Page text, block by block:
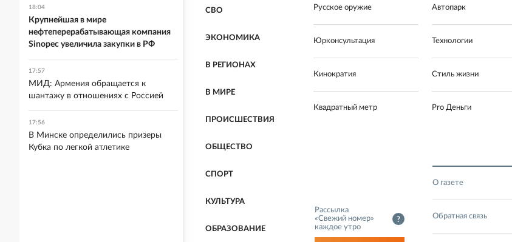
СВО
ЭКОНОМИКА
В РЕГИОНАХ
В МИРЕ
ПРОИСШЕСТВИЯ
ОБЩЕСТВО
СПОРТ
КУЛЬТУРА
ОБРАЗОВАНИЕ
Русское оружие Автопарк
Юрконсультация Технологии
Кинократия Стиль жизни
Квадратный метр Pro Деньги
О газете
Обратная связь
Рассылка
«Свежий номер»
каждое утро
?
18:04
Крупнейшая в мире
нефтеперерабатывающая компания
Sinopec увеличила закупки в РФ
17:57
МИД: Армения обращается к
шантажу в отношениях с Россией
17:56
В Минске определились призеры
Кубка по легкой атлетике